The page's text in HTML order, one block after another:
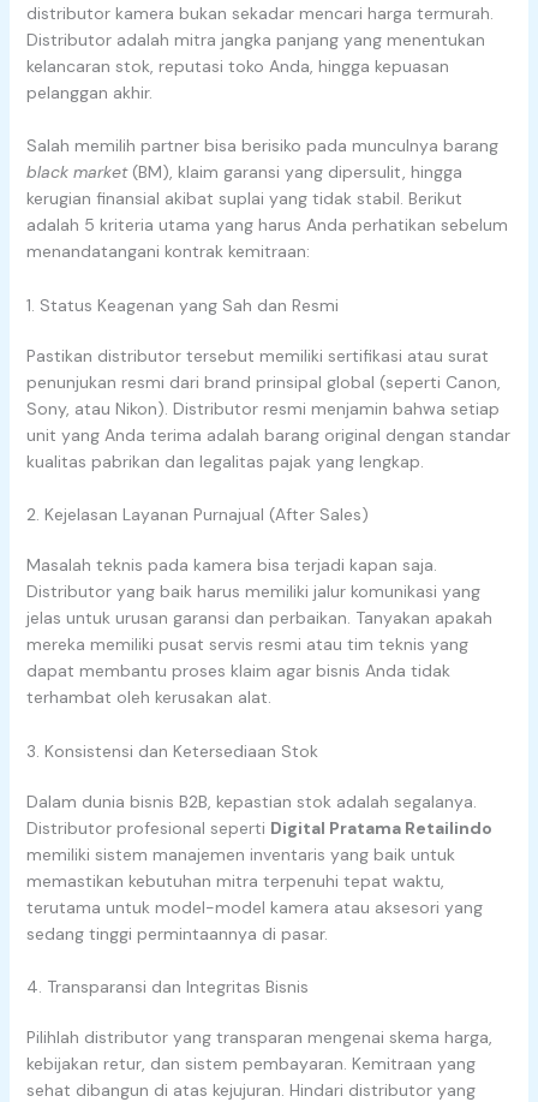
distributor kamera bukan sekadar mencari harga termurah.
Distributor adalah mitra jangka panjang yang menentukan
kelancaran stok, reputasi toko Anda, hingga kepuasan
pelanggan akhir.
Salah memilih partner bisa berisiko pada munculnya barang
black market(BM), klaim garansi yang dipersulit, hingga
kerugian finansial akibat suplai yang tidak stabil. Berikut
adalah 5 kriteria utama yang harus Anda perhatikan sebelum
menandatangani kontrak kemitraan:
1. Status Keagenan yang Sah dan Resmi
Pastikan distributor tersebut memiliki sertifikasi atau surat
penunjukan resmi dari brand prinsipal global (seperti Canon,
Sony, atau Nikon). Distributor resmi menjamin bahwa setiap
unit yang Anda terima adalah barang original dengan standar
kualitas pabrikan dan legalitas pajak yang lengkap.
2. Kejelasan Layanan Purnajual (After Sales)
Masalah teknis pada kamera bisa terjadi kapan saja.
Distributor yang baik harus memiliki jalur komunikasi yang
jelas untuk urusan garansi dan perbaikan. Tanyakan apakah
mereka memiliki pusat servis resmi atau tim teknis yang
dapat membantu proses klaim agar bisnis Anda tidak
terhambat oleh kerusakan alat.
3. Konsistensi dan Ketersediaan Stok
Dalam dunia bisnis B2B, kepastian stok adalah segalanya.
Distributor profesional seperti Digital Pratama Retailindo
memiliki sistem manajemen inventaris yang baik untuk
memastikan kebutuhan mitra terpenuhi tepat waktu,
terutama untuk model-model kamera atau aksesori yang
sedang tinggi permintaannya di pasar.
4. Transparansi dan Integritas Bisnis
Pilihlah distributor yang transparan mengenai skema harga,
kebijakan retur, dan sistem pembayaran. Kemitraan yang
sehat dibangun di atas kejujuran. Hindari distributor yang